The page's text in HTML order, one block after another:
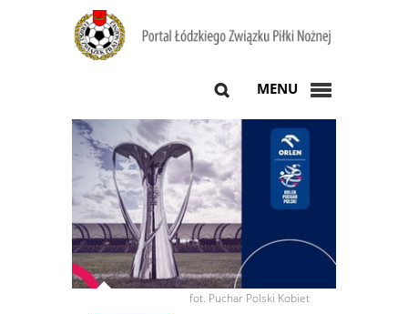
MENU
fot. Puchar Polski Kobiet